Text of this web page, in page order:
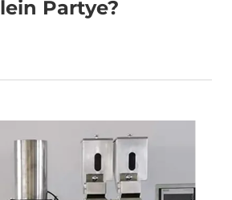
Partye?